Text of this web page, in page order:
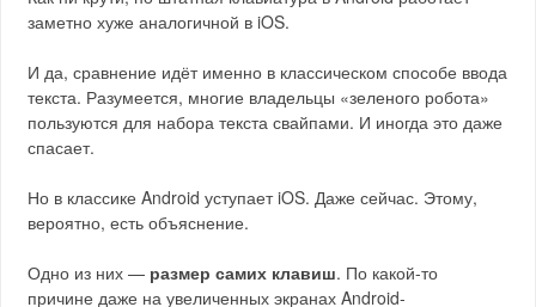
заметно хуже аналогичной в iOS.
И да, сравнение идёт именно в классическом способе ввода
текста. Разумеется, многие владельцы «зеленого робота»
пользуются для набора текста свайпами. И иногда это даже
спасает.
Но в классике Android уступает iOS. Даже сейчас. Этому,
вероятно, есть объяснение.
Одно из них — размер самих клавиш. По какой-то
причине даже на увеличенных экранах Android-